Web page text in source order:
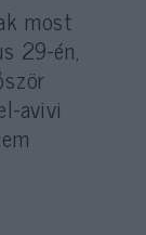
most
29-én,
avivi